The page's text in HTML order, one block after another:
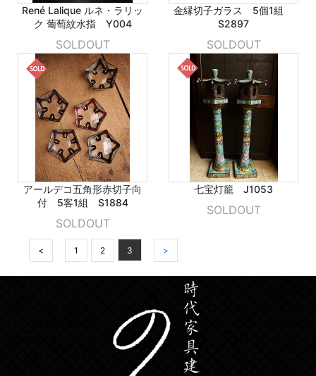
René Lalique ルネ・ラリッ
ク 葡萄紋水指 Y004
SOLDOUT
金縁切子ガラス 5個1組
S2897
SOLDOUT
アールデコ五角形赤切子向
付 5客1組 S1884
SOLDOUT
七宝灯籠 J1053
SOLDOUT
< 1 2 3 >